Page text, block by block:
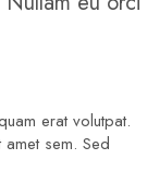
erat volutpat.
sem. Sed